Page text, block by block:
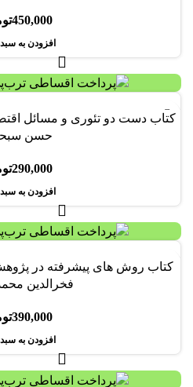
450,000
افزودن به
کتاب دست دو تئوری و مسائل
حسن
290,000
افزودن به
کتاب روش های پیشرفته در
فخرالدین
390,000
افزودن به